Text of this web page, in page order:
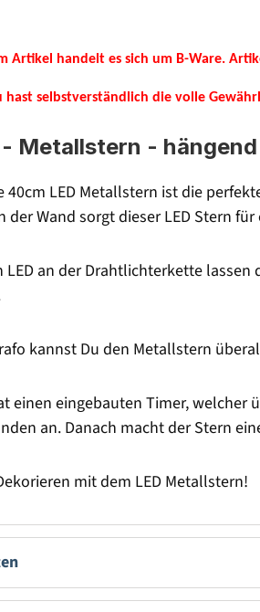
Artikel handelt es sich um B-Ware.
hast selbstverständlich die volle
- Metallstern -
40cm LED Metallstern ist die
der Wand sorgt dieser LED Stern
LED an der Drahtlichterkette
kannst Du den Metallstern
einen eingebauten Timer,
an. Danach macht der Stern
mit dem LED Metallstern!